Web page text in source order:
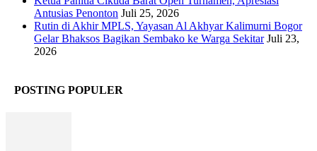
Antusias Penonton Juli 25, 2026
Rutin di Akhir MPLS, Yayasan Al Akhyar Kalimurni Bogor
Gelar Bhaksos Bagikan Sembako ke Warga Sekitar Juli 23,
2026
POSTING POPULER